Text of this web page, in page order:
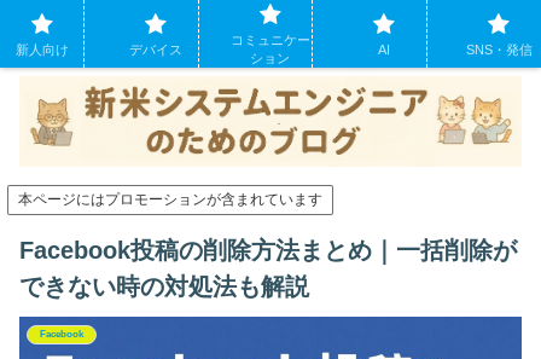
システムエンジニアになったばかりの方のために。現場でよくあるパソコンの
トラブルも
本ページにはプロモーションが含まれています
Facebook投稿の削除方法まとめ｜一括削除が
できない時の対処法も解説
Facebook
新人向け デバイス
コミュニケー
ション
AI SNS・発信